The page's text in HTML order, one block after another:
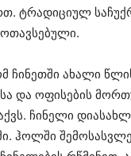
ტრადიციულ
ჩინეთში ახალი
და ოფისების
ჩინელი
ჰოლში